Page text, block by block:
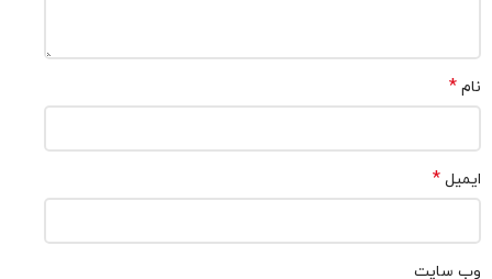
نام *
ایمیل *
وب‌ سایت